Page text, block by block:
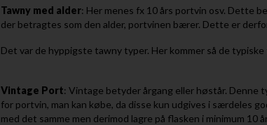
Tawny med alder: Her menes fx 10 års portvin osv. Dette
der betragtes som den alder, portvinen bærer. Dette er
​Det var de hyppigste tawny typer. Her kommer så de
Vintage Port: Vintage betyder årgang eller høstår. Denne
for portvin, man kan købe, da disse kun udgives i særdeles
med det samme men derimod lagre på flasken i minimum